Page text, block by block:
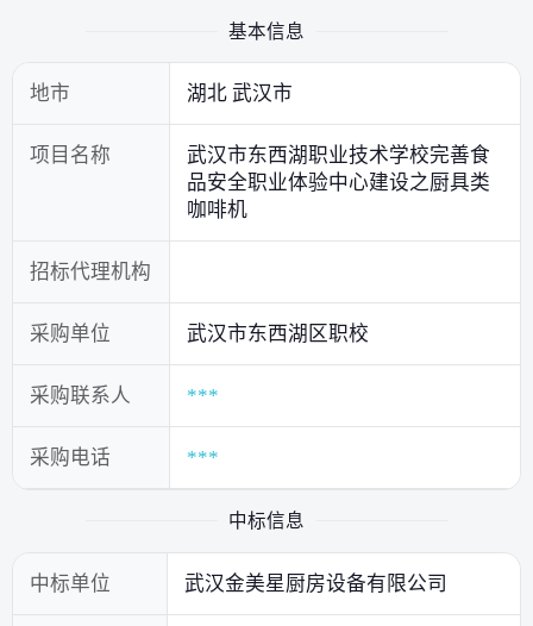
基本信息
地市 湖北 武汉市
项目名称
武汉市东西湖职业技术学校完善食
品安全职业体验中心建设之厨具类
咖啡机
招标代理机构
采购单位 武汉市东西湖区职校
采购联系人 ***
采购电话 ***
中标信息
中标单位 武汉金美星厨房设备有限公司